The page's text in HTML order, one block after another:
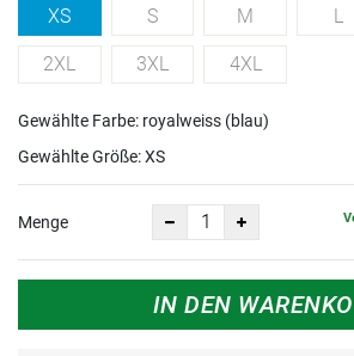
XS S M L
2XL 3XL 4XL
Gewählte Farbe: royalweiss (blau)
Gewählte Größe:XS
Menge
IN DEN